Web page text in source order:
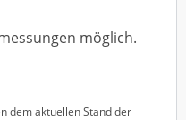
möglich.
dem aktuellen Stand der